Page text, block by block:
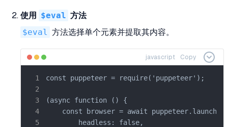
使用 $eval 方法
$eval
方法选择单个元素并提取其内容。
javascript Copy
const puppeteer = require('puppeteer');
(async function () {
    const browser = await puppeteer.launch({
        headless: false,